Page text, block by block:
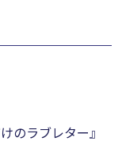
のラブレター』